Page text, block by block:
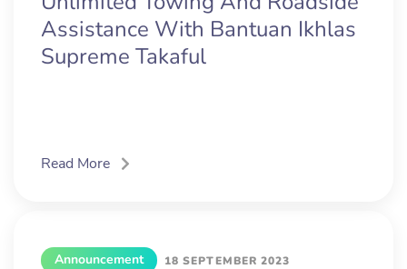
Assistance With Bantuan Ikhlas
Supreme Takaful
Read More
Announcement 18 SEPTEMBER 2023